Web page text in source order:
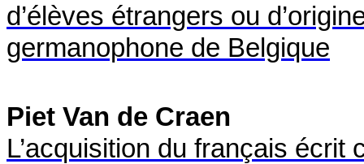
d’élèves étrangers ou
germanophone de Belgique
Piet Van de Craen
L’acquisition du français